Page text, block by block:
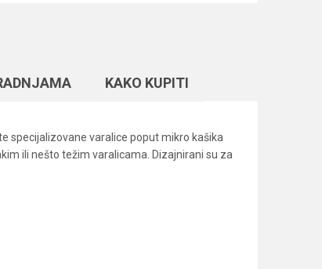
KAKO KUPITI
specijalizovane varalice poput mikro kašika
ili nešto težim varalicama. Dizajnirani su za